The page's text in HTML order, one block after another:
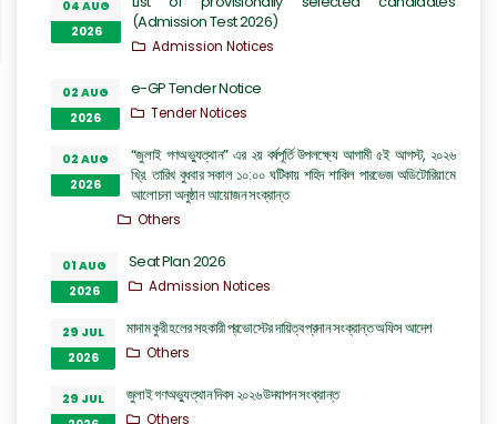
04 AUG
2026
(Admission Test 2026)
Admission Notices
02 AUG
2026
e-GP Tender Notice
Tender Notices
02 AUG
2026
“জুলাই গণঅভ্যুত্থান” এর ২য় বর্ষপূর্তি উপলক্ষ্যে আগামী ৫ই আগস্ট, ২০২৬
খ্রি. তারিখ বুধবার সকাল ১০:০০ ঘটিকায় শহিদ শাকিল পারভেজ অডিটোরিয়ামে
আলোচনা অনুষ্ঠান আয়োজন সংক্রান্ত
Others
01 AUG
2026
Seat Plan 2026
Admission Notices
29 JUL
2026
মাদাম কুরী হলের সহকারী প্রভোস্টের দায়িত্ব প্রদান সংক্রান্ত অফিস আদেশ
Others
29 JUL
জুলাই গণঅভ্যুত্থান দিবস ২০২৬ উদযাপন সংক্রান্ত
Others